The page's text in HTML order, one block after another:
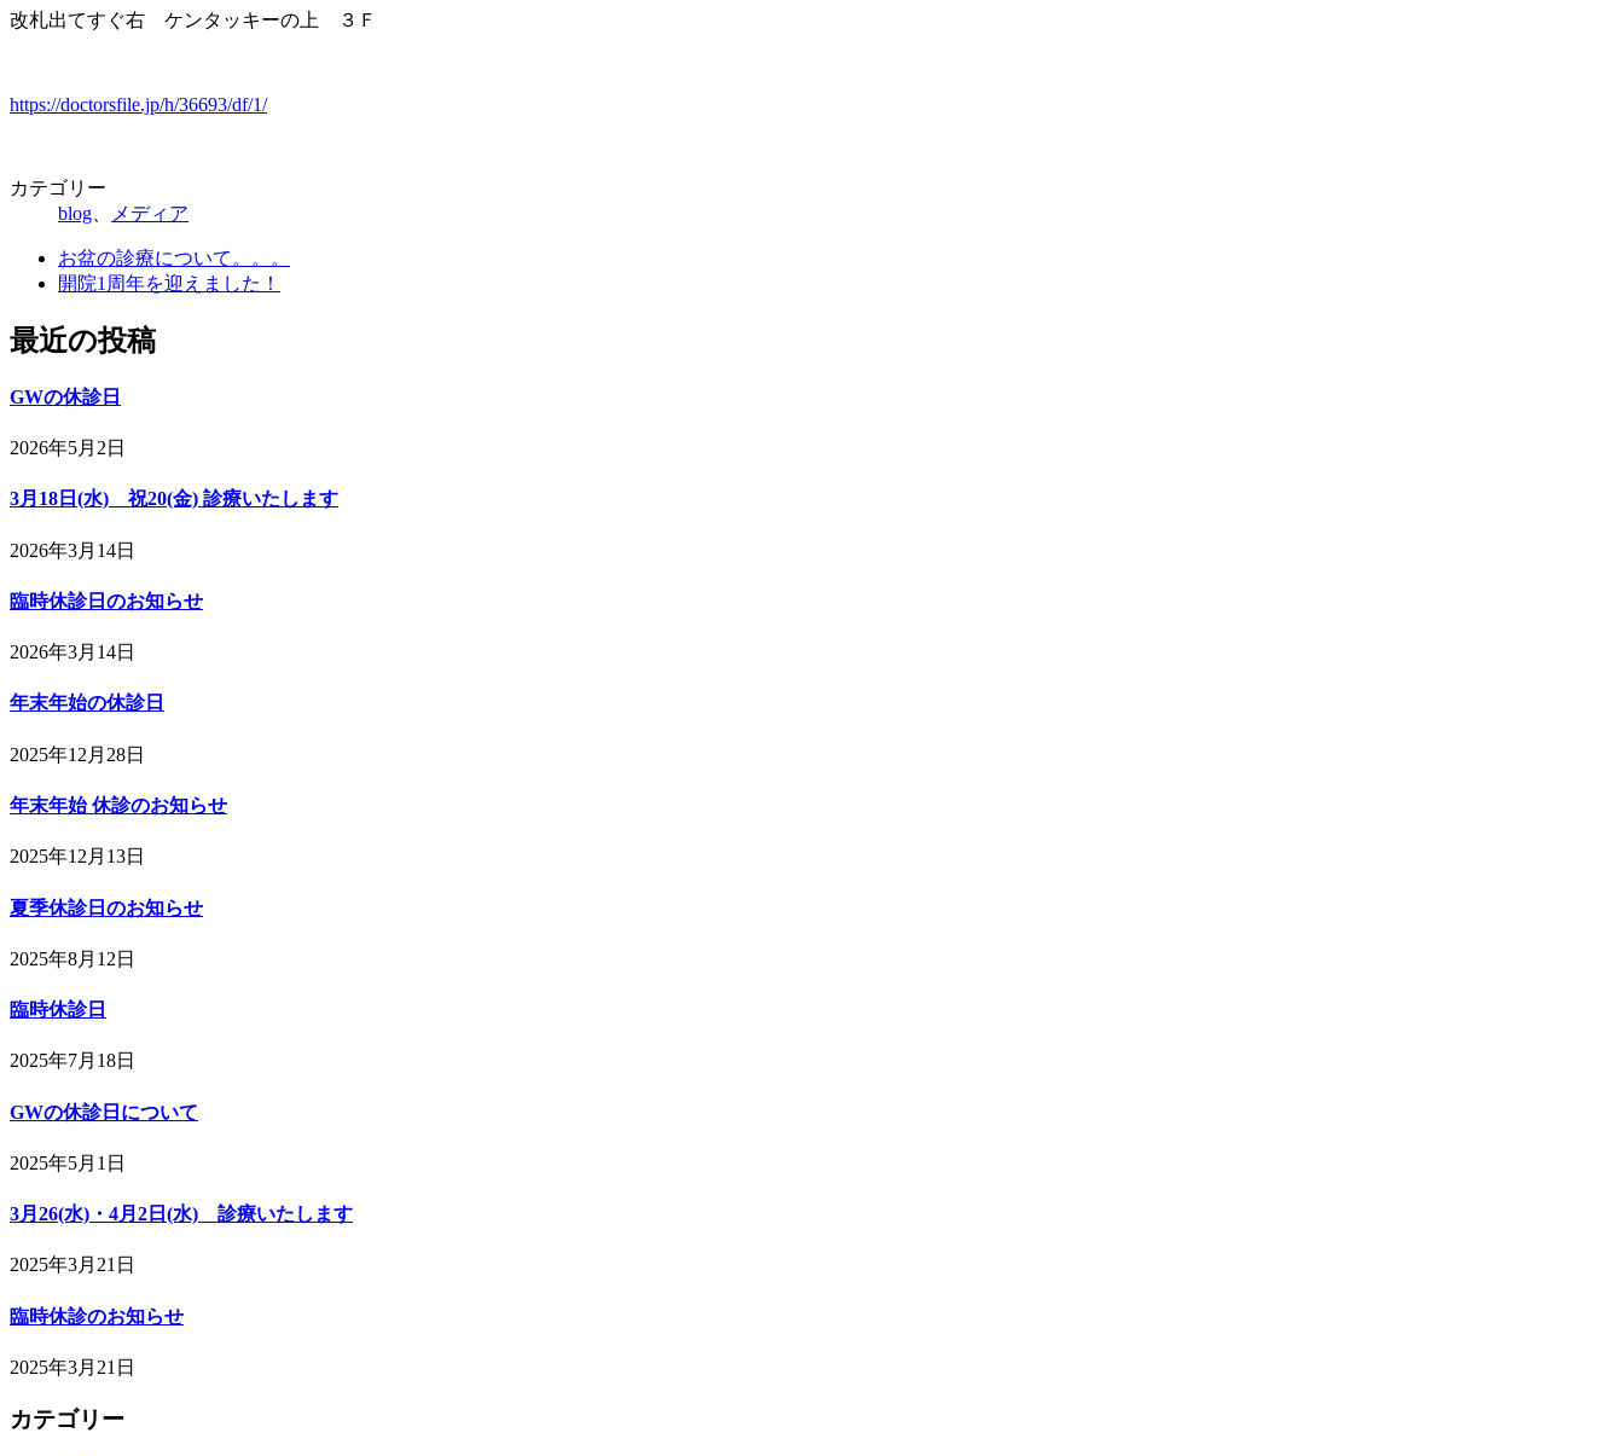
改札出てすぐ右 ケンタッキーの上 ３Ｆ
https://doctorsfile.jp/h/36693/df/1/
カテゴリー
blog
メディア
お盆の診療について。。。
開院1周年を迎えました！
最近の投稿
GWの休診日
2026年5月2日
3月18日(水) 祝20(金) 診療いたします
2026年3月14日
臨時休診日のお知らせ
2026年3月14日
年末年始の休診日
2025年12月28日
年末年始 休診のお知らせ
2025年12月13日
夏季休診日のお知らせ
2025年8月12日
臨時休診日
2025年7月18日
GWの休診日について
2025年5月1日
3月26(水)・4月2日(水) 診療いたします
2025年3月21日
臨時休診のお知らせ
2025年3月21日
カテゴリー